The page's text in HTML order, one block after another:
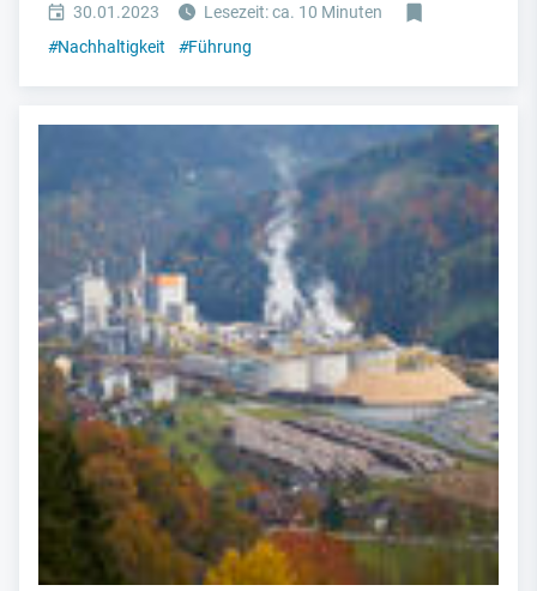
30.01.2023
Lesezeit: ca. 10 Minuten
#Nachhaltigkeit #Führung